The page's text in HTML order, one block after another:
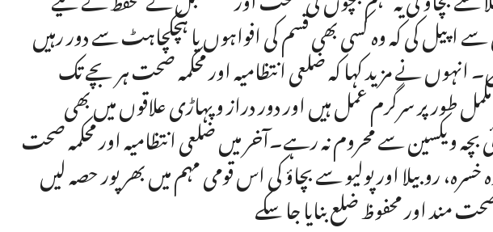
کی کہ وہ کسی بھی قسم کی افواہوں یا ہچکچاہٹ سے دور رہیں
انہوں نے مزید کہا کہ ضلعی انتظامیہ اور محکمہ صحت ہر بچے تک
طور پر سرگرم عمل ہیں اور دور دراز و پہاڑی علاقوں میں بھی
بچہ ویکسین سے محروم نہ رہے۔آخر میں ضلعی انتظامیہ اور محکمہ صحت
روبیلا اور پولیو سے بچاؤ کی اس قومی مہم میں بھرپور حصہ لیں
مند اور محفوظ ضلع بنایا جا سکے